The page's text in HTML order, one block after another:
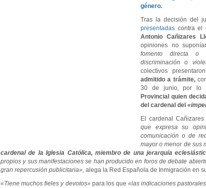
género.
Tras la decisión del
presentadas contra el
Antonio Cañizares
opiniones no
fomento directa o
discriminación o
colectivos
admitido a trámite,
30 de junio, por lo
Provincial quien
del cardenal del
El cardenal
que expresa su
comunicación o de
mayor o menor de sus
cardenal de la Iglesia Católica, miembro de una jerarquía
propios y sus manifestaciones se han producido en foros de debate
gran repercusión publicitaria», alega la Red Española de Inmigración en
«Tiene muchos fieles y devotos» para los que «las indicaciones